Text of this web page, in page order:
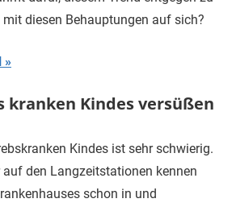
diesen Behauptungen auf sich?
kranken Kindes versüßen
Kindes ist sehr schwierig.
auf den Langzeitstationen kennen
schon in und